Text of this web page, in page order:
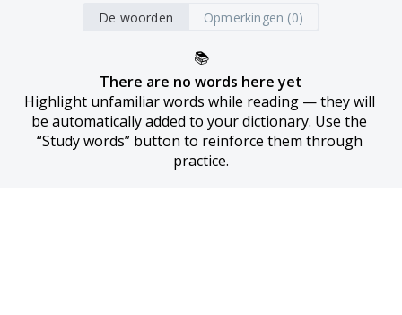
De woorden Opmerkingen (0)
📚
There are no words here yet
Highlight unfamiliar words while reading — they will
be automatically added to your dictionary. Use the
“Study words” button to reinforce them through
practice.